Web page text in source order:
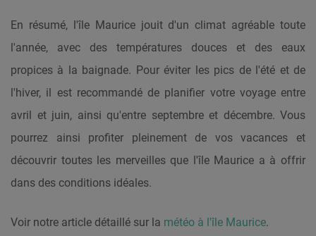
En résumé, l'île Maurice jouit d'un climat agréable toute
l'année, avec des températures douces et des eaux
propices à la baignade. Pour éviter les pics de l'été et de
l'hiver, il est recommandé de planifier votre voyage entre
avril et juin, ainsi qu'entre septembre et décembre. Vous
pourrez ainsi profiter pleinement de vos vacances et
découvrir toutes les merveilles que l'île Maurice a à offrir
dans des conditions idéales.
Voir notre article détaillé sur la météo à l'île Maurice.